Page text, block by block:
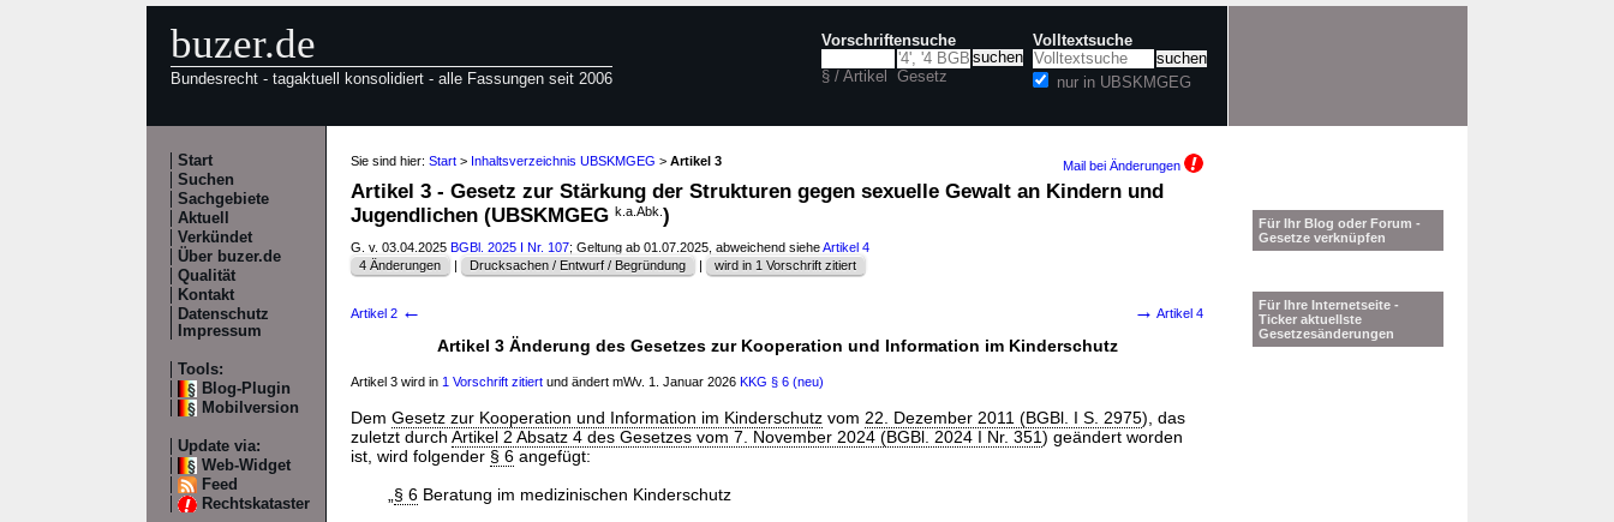
buzer.de
Bundesrecht - tagaktuell konsolidiert - alle Fassungen seit 2006
Vorschriftensuche
§ / Artikel Gesetz
Volltextsuche
nur in UBSKMGEG
Start
Suchen
Sachgebiete
Aktuell
Verkündet
Über buzer.de
Qualität
Kontakt
Datenschutz
Impressum
Tools:
Blog-Plugin
Mobilversion
Update via:
Web-Widget
Feed
Rechtskataster
Sie sind hier: Start > Inhaltsverzeichnis UBSKMGEG > Artikel 3 Mail bei Änderungen
Artikel 3 - Gesetz zur Stärkung der Strukturen gegen sexuelle Gewalt an Kindern und
Jugendlichen (UBSKMGEG k.a.Abk. )
G. v. 03.04.2025 BGBl. 2025 I Nr. 107; Geltung ab 01.07.2025, abweichend sieheArtikel 4
4 Änderungen
| Drucksachen / Entwurf / Begründung | wird in 1 Vorschrift zitiert
Artikel 2 ← → Artikel 4
Artikel 3 Änderung des Gesetzes zur Kooperation und Information im Kinderschutz
Artikel 3 wird in 1 Vorschrift zitiert und ändert mWv. 1. Januar 2026 KKG § 6 (neu)
Dem Gesetz zur Kooperation und Information im Kinderschutz vom 22. Dezember 2011 (BGBl. I S. 2975), das
zuletzt durch Artikel 2 Absatz 4 des Gesetzes vom 7. November 2024 (BGBl. 2024 I Nr. 351) geändert worden
ist, wird folgender § 6 angefügt:
§ 6Beratung im medizinischen Kinderschutz
Für Ihr Blog oder Forum -
Gesetze verknüpfen
Für Ihre Internetseite -
Ticker aktuellste
Gesetzesänderungen